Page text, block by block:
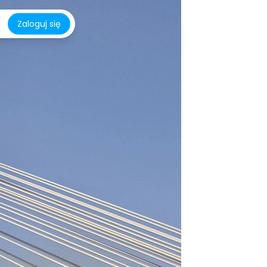
Zaloguj się